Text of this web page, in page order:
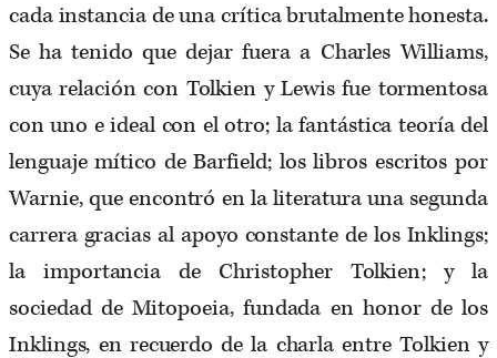
cada instancia de una crítica brutalmente honesta.
Se ha tenido que dejar fuera a Charles Williams,
cuya relación con Tolkien y Lewis fue tormentosa
con uno e ideal con el otro; la fantástica teoría del
lenguaje mítico de Barfield; los libros escritos por
Warnie, que encontró en la literatura una segunda
carrera gracias al apoyo constante de los Inklings;
la importancia de Christopher Tolkien; y la
sociedad de Mitopoeia, fundada en honor de los
Inklings, en recuerdo de la charla entre Tolkien y